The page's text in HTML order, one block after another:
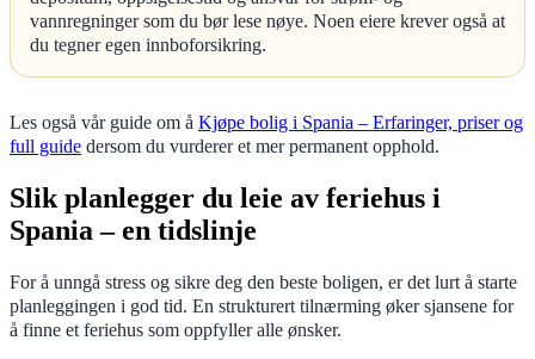
vannregninger som du bør lese nøye. Noen eiere krever også at
du tegner egen innboforsikring.
Les også vår guide om å Kjøpe bolig i Spania – Erfaringer, priser og
full guide dersom du vurderer et mer permanent opphold.
Slik planlegger du leie av feriehus i
Spania – en tidslinje
For å unngå stress og sikre deg den beste boligen, er det lurt å starte
planleggingen i god tid. En strukturert tilnærming øker sjansene for
å finne et feriehus som oppfyller alle ønsker.